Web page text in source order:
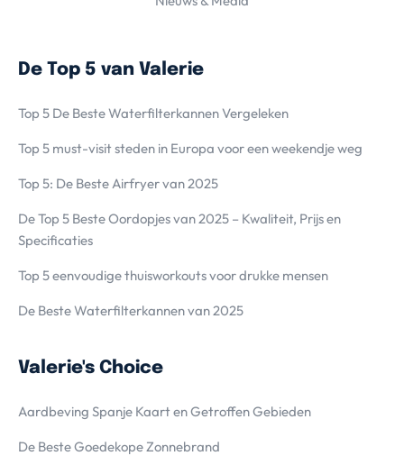
De Top 5 van Valerie
Top 5 De Beste Waterfilterkannen Vergeleken
Top 5 must-visit steden in Europa voor een weekendje weg
Top 5: De Beste Airfryer van 2025
De Top 5 Beste Oordopjes van 2025 – Kwaliteit, Prijs en
Specificaties
Top 5 eenvoudige thuisworkouts voor drukke mensen
De Beste Waterfilterkannen van 2025
Valerie's Choice
Aardbeving Spanje Kaart en Getroffen Gebieden
De Beste Goedekope Zonnebrand